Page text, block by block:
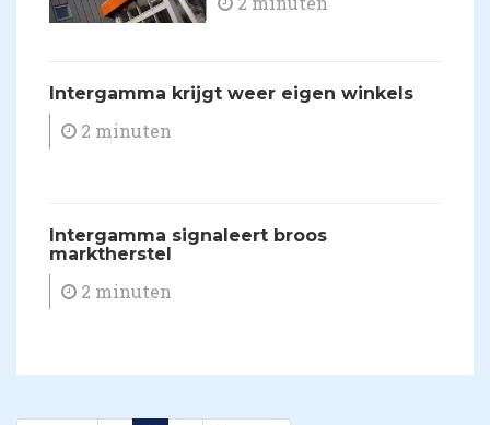
Intergamma krijgt weer eigen winkels
2 minuten
Intergamma signaleert broos
marktherstel
2 minuten